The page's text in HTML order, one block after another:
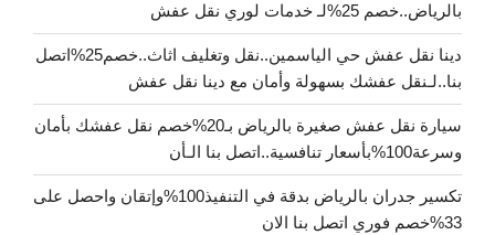
بالرياض..خصم 25%لـ خدمات لوري نقل عفش
دينا نقل عفش حي الياسمين..نقل وتغليف اثاث..خصم25%اتصل
بنا..لـنقل عفشك بسهولة وأمان مع دينا نقل عفش
سيارة نقل عفش صغيرة بالرياض بـ20%خصم نقل عفشك بأمان
وسرعة100%بأسعار تنافسية..اتصل بنا الـأن
تكسير جدران بالرياض بدقة في التنفيذ100%وإتقان واحصل على
33%خصم فوري اتصل بنا الان